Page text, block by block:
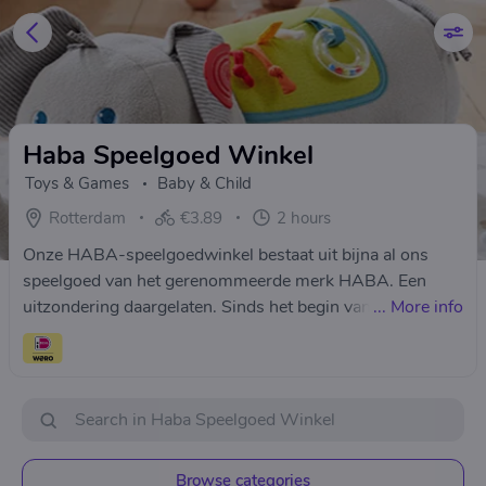
Haba Speelgoed Winkel
Toys & Games
Baby & Child
Rotterdam
€3.89 2 hours
Onze HABA-speelgoedwinkel bestaat uit bijna al ons
speelgoed van het gerenommeerde merk HABA. Een
uitzondering daargelaten. Sinds het begin van onze
winkel in Rotterdam, zijn wij specialist in het aanbieden
van het duurzame speelgoed van het Duitse merk HABA
tiener leeftijd. Ons online HABA-assortiment bestaat uit
stapelspeelgoed, houten knikkerbanen en Rollebollen
... More info
Browse categories